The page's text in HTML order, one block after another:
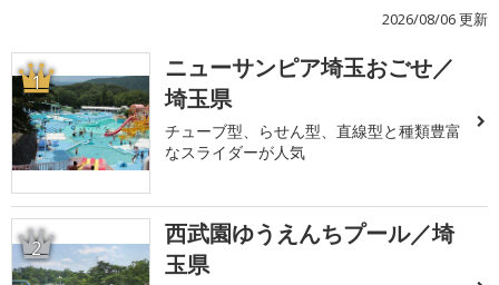
2026/08/06 更新
1
ニューサンピア埼玉おごせ／
埼玉県
チューブ型、らせん型、直線型と種類豊富
なスライダーが人気
2
西武園ゆうえんちプール／埼
玉県